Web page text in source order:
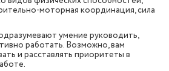
моторная координация, сила
умение руководить,
работать. Возможно, вам
и расставлять приоритеты в